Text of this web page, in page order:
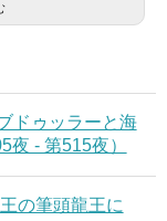
ドゥッラーと海
- 第515夜）
の筆頭龍王に